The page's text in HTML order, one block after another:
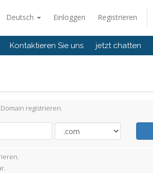
Deutsch Einloggen Registrieren
Kontaktieren Sie uns jetzt chatten
registrieren.